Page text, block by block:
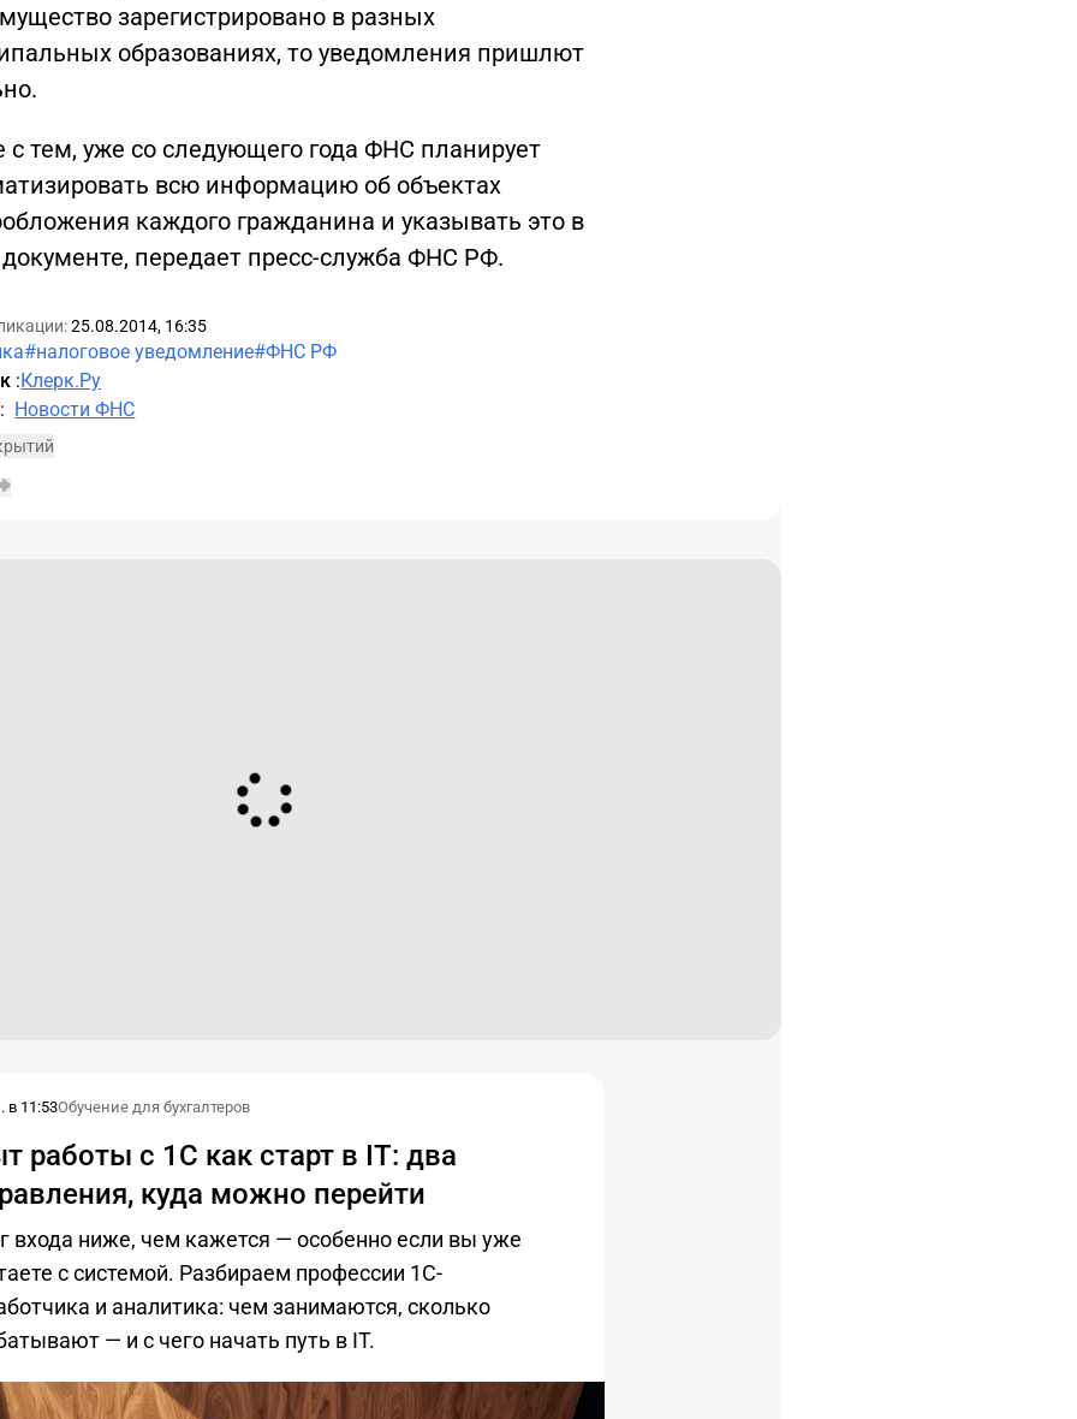
зарегистрировано в разных
образованиях, то уведомления пришлют
с тем, уже со следующего года ФНС планирует
всю информацию об объектах
каждого гражданина и указывать это в
передает пресс-служба ФНС РФ.
25.08.2014, 16:35
#налоговое уведомление#ФНС РФ
:Клерк.Ру
: Новости ФНС
в 11:53Обучение для бухгалтеров
работы с 1С как старт в IT: два
куда можно перейти
входа ниже, чем кажется — особенно если вы уже
с системой. Разбираем профессии 1С-
и аналитика: чем занимаются, сколько
— и с чего начать путь в IT.